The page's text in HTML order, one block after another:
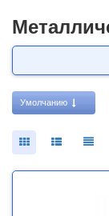
Умолчанию